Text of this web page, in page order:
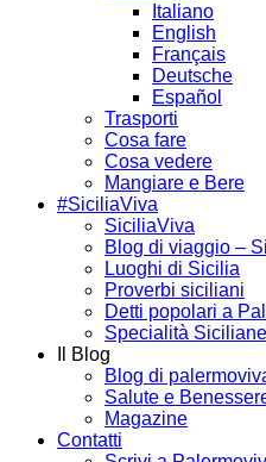
Italiano
English
Français
Deutsche
Español
Trasporti
Cosa fare
Cosa vedere
Mangiare e Bere
#SiciliaViva
SiciliaViva
Blog di viaggio –
Luoghi di Sicilia
Proverbi siciliani
Detti popolari a
Specialità Siciliane
Il Blog
Blog di
Salute e
Magazine
Contatti